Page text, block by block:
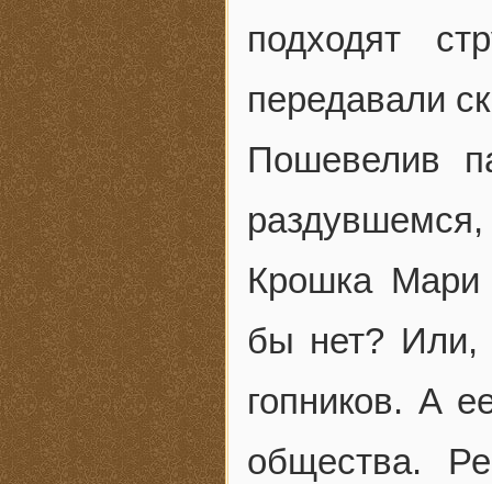
подходят
передавали
Пошевелив
раздувшемся,
Крошка
бы нет? Или,
гопников. А
общества.